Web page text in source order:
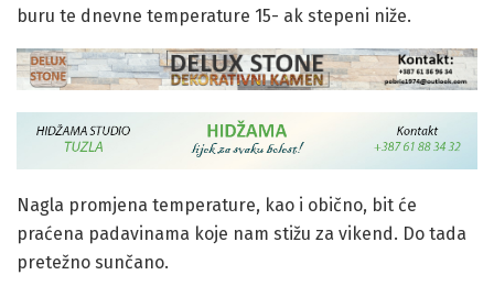
buru te dnevne temperature 15- ak stepeni niže.
Nagla promjena temperature, kao i obično, bit će
praćena padavinama koje nam stižu za vikend. Do tada
pretežno sunčano.